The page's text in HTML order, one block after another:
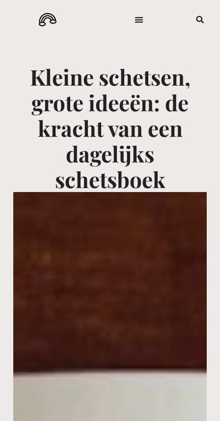
Kleine schetsen,
grote ideeën: de
kracht van een
dagelijks
schetsboek